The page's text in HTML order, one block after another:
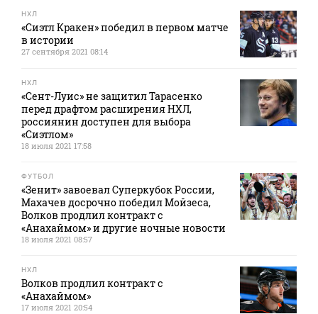
НХЛ
«Сиэтл Кракен» победил в первом матче
в истории
27 сентября 2021 08:14
НХЛ
«Сент-Луис» не защитил Тарасенко
перед драфтом расширения НХЛ,
россиянин доступен для выбора
«Сиэтлом»
18 июля 2021 17:58
ФУТБОЛ
«Зенит» завоевал Суперкубок России,
Махачев досрочно победил Мойзеса,
Волков продлил контракт с
«Анахаймом» и другие ночные новости
18 июля 2021 08:57
НХЛ
Волков продлил контракт с
«Анахаймом»
17 июля 2021 20:54